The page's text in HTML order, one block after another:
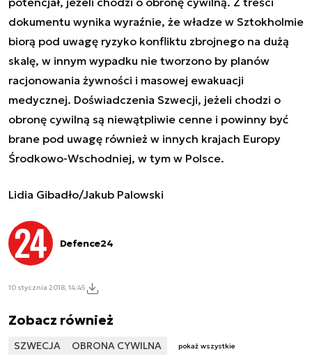
dokumentu wynika wyraźnie, że władze w Sztokholmie
biorą pod uwagę ryzyko konfliktu zbrojnego na dużą
skalę, w innym wypadku nie tworzono by planów
racjonowania żywności i masowej ewakuacji
medycznej. Doświadczenia Szwecji, jeżeli chodzi o
obronę cywilną są niewątpliwie cenne i powinny być
brane pod uwagę również w innych krajach Europy
Środkowo-Wschodniej, w tym w Polsce.
Lidia Gibadło/Jakub Palowski
Defence24
10 stycznia 2018, 14:45
Zobacz również
SZWECJA OBRONA CYWILNA pokaż wszystkie